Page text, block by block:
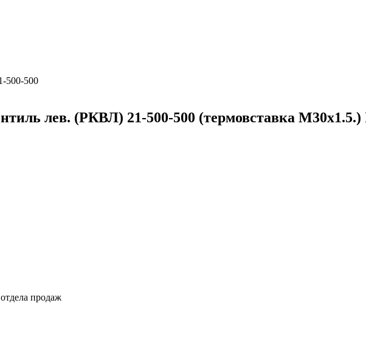
500-500
лев. (РКВЛ) 21-500-500 (термовставка
продаж